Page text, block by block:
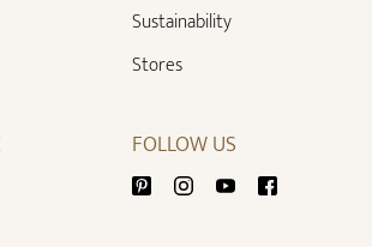
Sustainability
Stores
FOLLOW US